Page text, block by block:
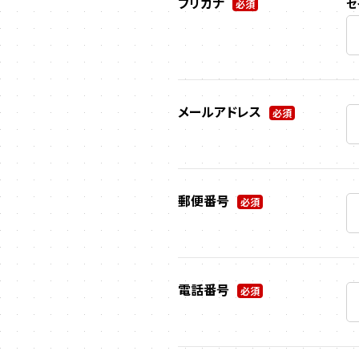
必須
メールアドレス 必須
郵便番号 必須
電話番号 必須